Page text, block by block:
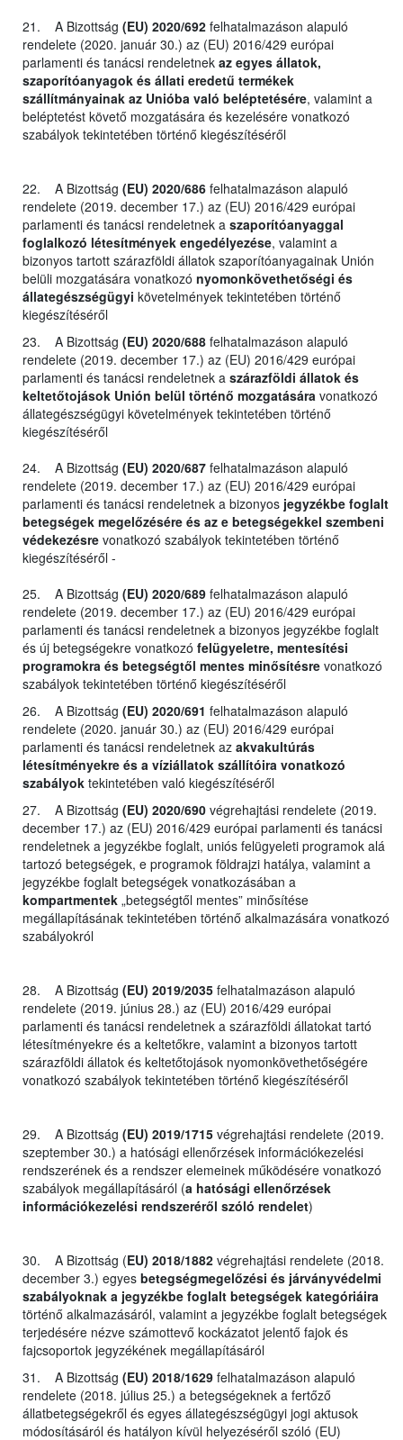
21. A Bizottság (EU) 2020/692 felhatalmazáson alapuló
rendelete (2020. január 30.) az (EU) 2016/429 európai
parlamenti és tanácsi rendeletnek az egyes állatok,
szaporítóanyagok és állati eredetű termékek
szállítmányainak az Unióba való beléptetésére, valamint a
beléptetést követő mozgatására és kezelésére vonatkozó
szabályok tekintetében történő kiegészítéséről
22. A Bizottság (EU) 2020/686 felhatalmazáson alapuló
rendelete (2019. december 17.) az (EU) 2016/429 európai
parlamenti és tanácsi rendeletnek a szaporítóanyaggal
foglalkozó létesítmények engedélyezése, valamint a
bizonyos tartott szárazföldi állatok szaporítóanyagainak Unión
belüli mozgatására vonatkozó nyomonkövethetőségi és
állategészségügyi követelmények tekintetében történő
kiegészítéséről
23. A Bizottság (EU) 2020/688 felhatalmazáson alapuló
rendelete (2019. december 17.) az (EU) 2016/429 európai
parlamenti és tanácsi rendeletnek a szárazföldi állatok és
keltetőtojások Unión belül történő mozgatására vonatkozó
állategészségügyi követelmények tekintetében történő
kiegészítéséről
24. A Bizottság (EU) 2020/687 felhatalmazáson alapuló
rendelete (2019. december 17.) az (EU) 2016/429 európai
parlamenti és tanácsi rendeletnek a bizonyos jegyzékbe foglalt
betegségek megelőzésére és az e betegségekkel szembeni
védekezésre vonatkozó szabályok tekintetében történő
kiegészítéséről -
25. A Bizottság (EU) 2020/689 felhatalmazáson alapuló
rendelete (2019. december 17.) az (EU) 2016/429 európai
parlamenti és tanácsi rendeletnek a bizonyos jegyzékbe foglalt
és új betegségekre vonatkozó felügyeletre, mentesítési
programokra és betegségtől mentes minősítésre vonatkozó
szabályok tekintetében történő kiegészítéséről
26. A Bizottság (EU) 2020/691 felhatalmazáson alapuló
rendelete (2020. január 30.) az (EU) 2016/429 európai
parlamenti és tanácsi rendeletnek az akvakultúrás
létesítményekre és a víziállatok szállítóira vonatkozó
szabályok tekintetében való kiegészítéséről
27. A Bizottság (EU) 2020/690 végrehajtási rendelete (2019.
december 17.) az (EU) 2016/429 európai parlamenti és tanácsi
rendeletnek a jegyzékbe foglalt, uniós felügyeleti programok alá
tartozó betegségek, e programok földrajzi hatálya, valamint a
jegyzékbe foglalt betegségek vonatkozásában a
kompartmentek „betegségtől mentes” minősítése
megállapításának tekintetében történő alkalmazására vonatkozó
szabályokról
28. A Bizottság (EU) 2019/2035 felhatalmazáson alapuló
rendelete (2019. június 28.) az (EU) 2016/429 európai
parlamenti és tanácsi rendeletnek a szárazföldi állatokat tartó
létesítményekre és a keltetőkre, valamint a bizonyos tartott
szárazföldi állatok és keltetőtojások nyomonkövethetőségére
vonatkozó szabályok tekintetében történő kiegészítéséről
29. A Bizottság (EU) 2019/1715 végrehajtási rendelete (2019.
szeptember 30.) a hatósági ellenőrzések információkezelési
rendszerének és a rendszer elemeinek működésére vonatkozó
szabályok megállapításáról (a hatósági ellenőrzések
információkezelési rendszeréről szóló rendelet)
30. A Bizottság (EU) 2018/1882 végrehajtási rendelete (2018.
december 3.) egyes betegségmegelőzési és járványvédelmi
szabályoknak a jegyzékbe foglalt betegségek kategóriáira
történő alkalmazásáról, valamint a jegyzékbe foglalt betegségek
terjedésére nézve számottevő kockázatot jelentő fajok és
fajcsoportok jegyzékének megállapításáról
31. A Bizottság (EU) 2018/1629 felhatalmazáson alapuló
rendelete (2018. július 25.) a betegségeknek a fertőző
állatbetegségekről és egyes állategészségügyi jogi aktusok
módosításáról és hatályon kívül helyezéséről szóló (EU)